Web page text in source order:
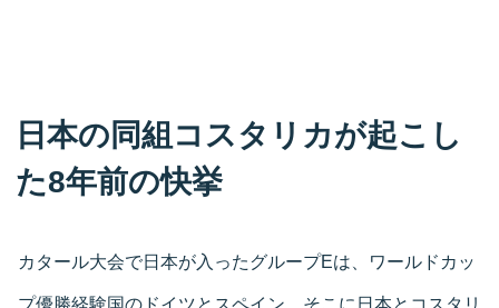
日本の同組コスタリカが起こし
た8年前の快挙
カタール大会で日本が入ったグループEは、ワールドカッ
プ優勝経験国のドイツとスペイン、そこに日本とコスタリ